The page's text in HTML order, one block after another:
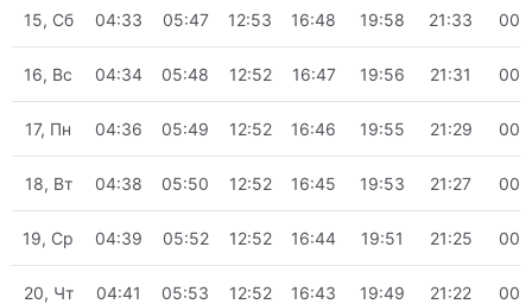
15, Сб 04:33 05:47 12:53 16:48 19:58 21:33
16, Вс 04:34 05:48 12:52 16:47 19:56 21:31
17, Пн 04:36 05:49 12:52 16:46 19:55 21:29
18, Вт 04:38 05:50 12:52 16:45 19:53 21:27
19, Ср 04:39 05:52 12:52 16:44 19:51 21:25
20, Чт 04:41 05:53 12:52 16:43 19:49 21:22